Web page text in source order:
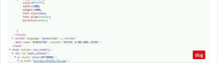
Blog